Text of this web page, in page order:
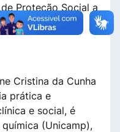
Proteção Social a
Cristina da Cunha
prática e
e social, é
(Unicamp),